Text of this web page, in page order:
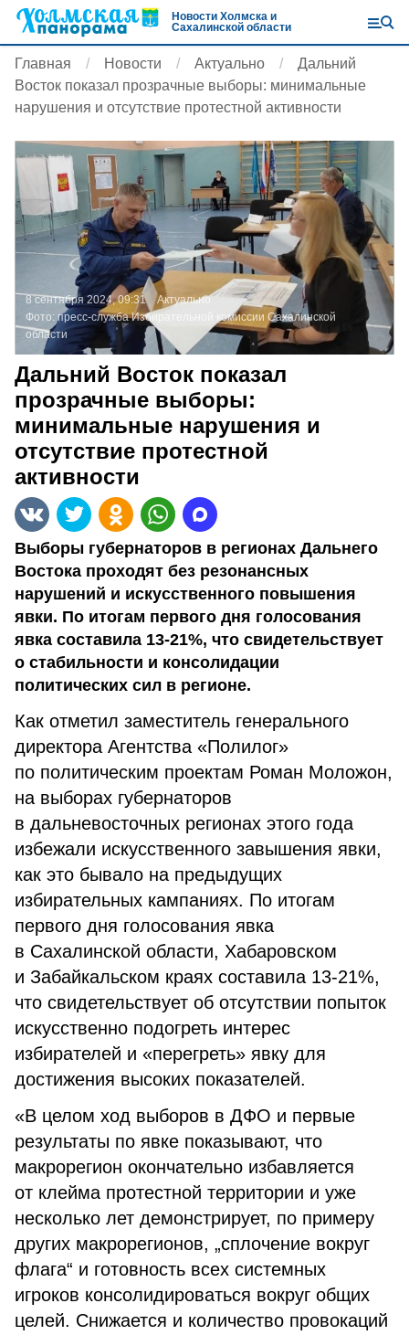
Новости Холмска и
Сахалинской области
Главная Новости Актуально
Дальний
Восток показал прозрачные выборы: минимальные
нарушения и отсутствие протестной активности
8 сентября 2024, 09:31
Актуально
Фото: пресс-служба Избирательной комиссии Сахалинской
области
Дальний Восток показал
прозрачные выборы:
минимальные нарушения и
отсутствие протестной
активности
Выборы губернаторов в регионах Дальнего
Востока проходят без резонансных
нарушений и искусственного повышения
явки. По итогам первого дня голосования
явка составила 13-21%, что свидетельствует
о стабильности и консолидации
политических сил в регионе.
Как отметил заместитель генерального
директора Агентства «Полилог»
по политическим проектам Роман Моложон,
на выборах губернаторов
в дальневосточных регионах этого года
избежали искусственного завышения явки,
как это бывало на предыдущих
избирательных кампаниях. По итогам
первого дня голосования явка
в Сахалинской области, Хабаровском
и Забайкальском краях составила 13-21%,
что свидетельствует об отсутствии попыток
искусственно подогреть интерес
избирателей и «перегреть» явку для
достижения высоких показателей.
«В целом ход выборов в ДФО и первые
результаты по явке показывают, что
макрорегион окончательно избавляется
от клейма протестной территории и уже
несколько лет демонстрирует, по примеру
других макрорегионов, „сплочение вокруг
флага“ и готовность всех системных
игроков консолидироваться вокруг общих
целей. Снижается и количество провокаций